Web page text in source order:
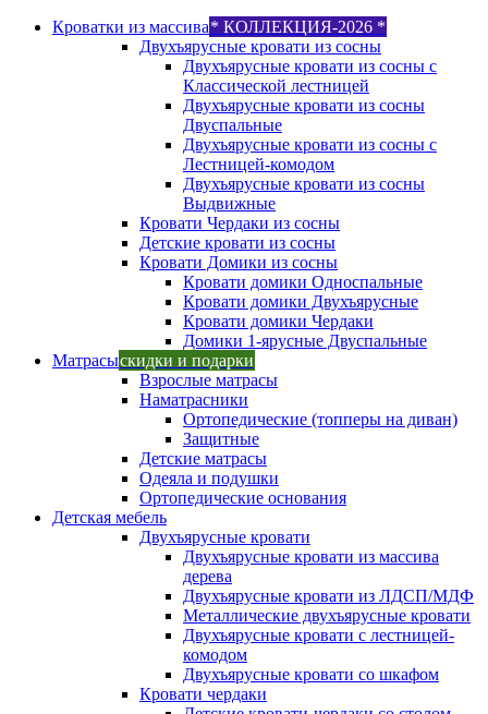
Кроватки из массива* КОЛЛЕКЦИЯ-2026 *
Двухъярусные кровати из сосны
Двухъярусные кровати из сосны с
Классической лестницей
Двухъярусные кровати из сосны
Двуспальные
Двухъярусные кровати из сосны с
Лестницей-комодом
Двухъярусные кровати из сосны
Выдвижные
Кровати Чердаки из сосны
Детские кровати из сосны
Кровати Домики из сосны
Кровати домики Односпальные
Кровати домики Двухъярусные
Кровати домики Чердаки
Домики 1-ярусные Двуспальные
Матрасыскидки и подарки
Взрослые матрасы
Наматрасники
Ортопедические (топперы на диван)
Защитные
Детские матрасы
Одеяла и подушки
Ортопедические основания
Детская мебель
Двухъярусные кровати
Двухъярусные кровати из массива
дерева
Двухъярусные кровати из ЛДСП/МДФ
Металлические двухъярусные кровати
Двухъярусные кровати с лестницей-
комодом
Двухъярусные кровати со шкафом
Кровати чердаки